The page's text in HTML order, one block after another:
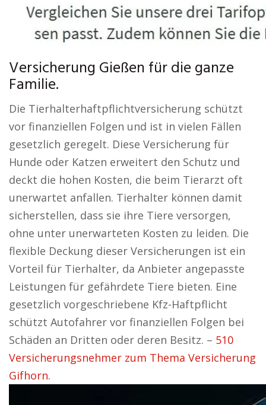
Versicherung Gießen für die ganze
Familie.
Die Tierhalterhaftpflichtversicherung schützt
vor finanziellen Folgen und ist in vielen Fällen
gesetzlich geregelt. Diese Versicherung für
Hunde oder Katzen erweitert den Schutz und
deckt die hohen Kosten, die beim Tierarzt oft
unerwartet anfallen. Tierhalter können damit
sicherstellen, dass sie ihre Tiere versorgen,
ohne unter unerwarteten Kosten zu leiden. Die
flexible Deckung dieser Versicherungen ist ein
Vorteil für Tierhalter, da Anbieter angepasste
Leistungen für gefährdete Tiere bieten. Eine
gesetzlich vorgeschriebene Kfz-Haftpflicht
schützt Autofahrer vor finanziellen Folgen bei
Schäden an Dritten oder deren Besitz. – 510
Versicherungsnehmer zum Thema Versicherung
Gifhorn.